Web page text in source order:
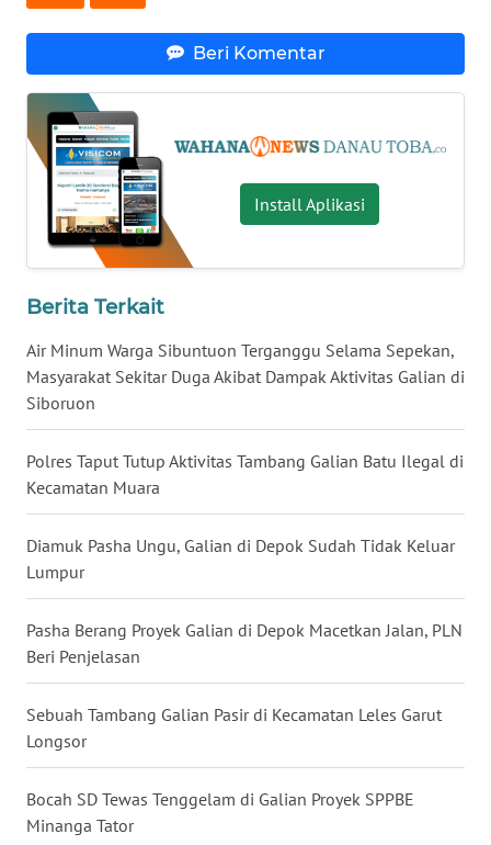
Beri Komentar
Install Aplikasi
Berita Terkait
Air Minum Warga Sibuntuon Terganggu Selama Sepekan,
Masyarakat Sekitar Duga Akibat Dampak Aktivitas Galian di
Siboruon
Polres Taput Tutup Aktivitas Tambang Galian Batu Ilegal di
Kecamatan Muara
Diamuk Pasha Ungu, Galian di Depok Sudah Tidak Keluar
Lumpur
Pasha Berang Proyek Galian di Depok Macetkan Jalan, PLN
Beri Penjelasan
Sebuah Tambang Galian Pasir di Kecamatan Leles Garut
Longsor
Bocah SD Tewas Tenggelam di Galian Proyek SPPBE
Minanga Tator
WN
KALSEL
WN
KALTIM
SULSEL
GORONTALO
SULUT
MALUKU
MALUT
WN
DAIRI
WN
DANAU